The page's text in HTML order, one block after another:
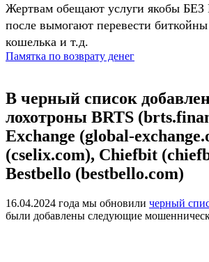
Жертвам обещают услуги якобы
после вымогают перевести
кошелька и т.д.
Памятка по возврату денег
В черный список
лохотроны BRTS
Exchange (global-
(cselix.com), Chiefbit
Bestbello (bestbello.com)
16.04.2024 года мы обновили черный
были добавлены следующие